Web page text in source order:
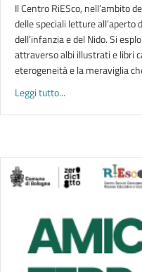
Il Centro RiESco, nell’ambito
delle speciali letture all’aperto
dell’infanzia e del Nido. Si
attraverso albi illustrati e libri
eterogeneità e la meraviglia
Leggi tutto...